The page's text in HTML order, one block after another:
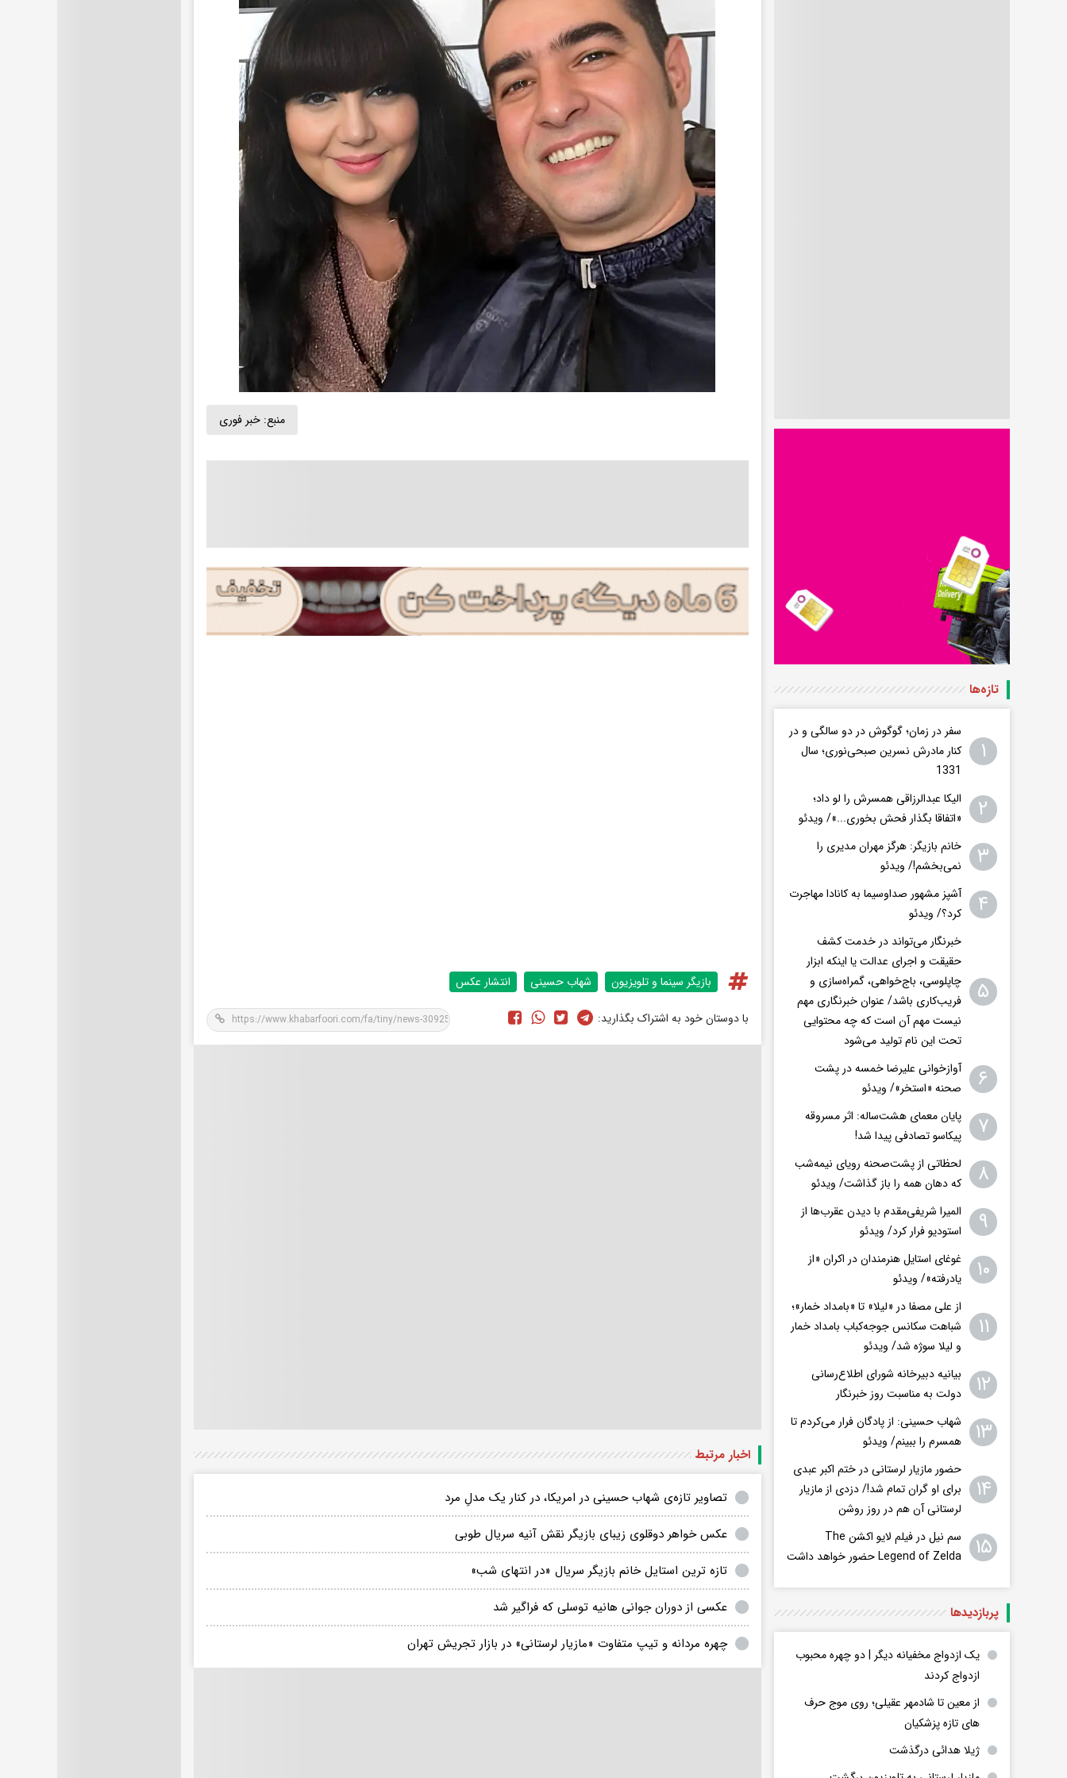
منبع: خبر فوری
بازیگر سینما و تلویزیون شهاب حسینی انتشار عکس
با دوستان خود به اشتراک بگذارید:
اخبار مرتبط
تصاویر تازه‌ی شهاب‌ حسینی در امریکا، در کنار یک مدلِ مرد
عکس خواهر دوقلوی زیبای بازیگر نقش آنیه سریال طوبی
تازه ترین استایل خانم بازیگر سریال «در انتهای شب»
عکسی از دوران جوانی هانیه توسلی که فراگیر شد
چهره مردانه و تیپ متفاوت «مازیار لرستانی» در بازار تجریش تهران
تازه‌ها
۱
سفر در زمان؛ گوگوش در دو سالگی و در
کنار مادرش نسرین صبحی‌نوری؛ سال
1331
۲
الیکا عبدالرزاقی همسرش را لو داد؛
«اتفاقا بگذار فحش بخوری...»/ ویدئو
۳
خانم بازیگر: هرگز مهران مدیری را
نمی‌بخشم!/ ویدئو
۴
آشپز مشهور صداوسیما به کانادا مهاجرت
کرد؟/ ویدئو
۵
خبرنگار می‌تواند در خدمت کشف
حقیقت و اجرای عدالت یا اینکه ابزار
چاپلوسی، باج‌خواهی، گمراه‌سازی و
فریب‌کاری باشد/ عنوان خبرنگاری مهم
نیست مهم آن است که چه محتوایی
تحت این نام تولید می‌شود
۶
آوازخوانی علیرضا خمسه در پشت
صحنه «استخر»/ ویدئو
۷
پایان معمای هشت‌ساله: اثر مسروقه
پیکاسو تصادفی پیدا شد!
۸
لحظاتی از پشت‌صحنه رویای نیمه‌شب
که دهان همه را باز گذاشت/ ویدئو
۹
المیرا شریفی‌مقدم با دیدن عقرب‌ها از
استودیو فرار کرد/ ویدئو
۱۰
غوغای استایل هنرمندان در اکران «از
یادرفته»/ ویدئو
۱۱
از علی مصفا در «لیلا» تا «بامداد خمار»؛
شباهت سکانس جوجه‌کباب بامداد خمار
و لیلا سوژه شد/ ویدئو
۱۲
بیانیه دبیرخانه شورای اطلاع‌رسانی
دولت به مناسبت روز خبرنگار
۱۳
شهاب حسینی: از پادگان فرار می‌کردم تا
همسرم را ببینم/ ویدئو
۱۴
حضور مازیار لرستانی در ختم اکبر عبدی
برای او گران تمام شد!/ دزدی از مازیار
لرستانی آن هم در روز روشن
۱۵
سم نیل در فیلم لایو اکشن The
Legend of Zelda حضور خواهد داشت
پربازدید‌ها
یک ازدواج مخفیانه دیگر | دو چهره محبوب
ازدواج کردند
از معین تا شادمهر عقیلی؛ روی موج حرف
های تازه پزشکیان
ژیلا هدائی درگذشت